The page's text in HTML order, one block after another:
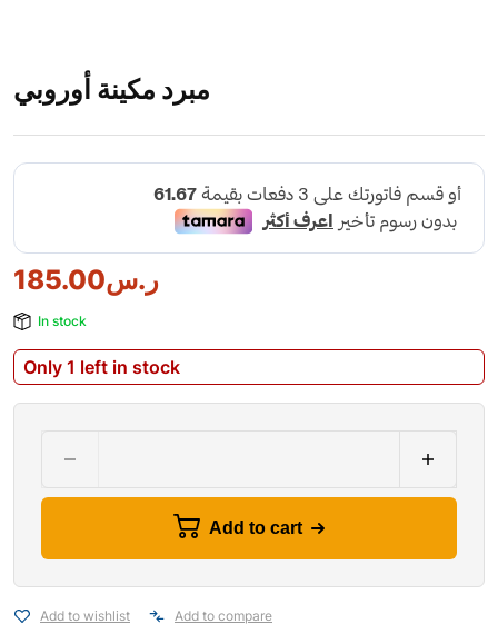
مبرد مكينة أوروبي
ر.س185.00
In stock
Only 1 left in stock
Add to cart
Add to wishlist Add to compare